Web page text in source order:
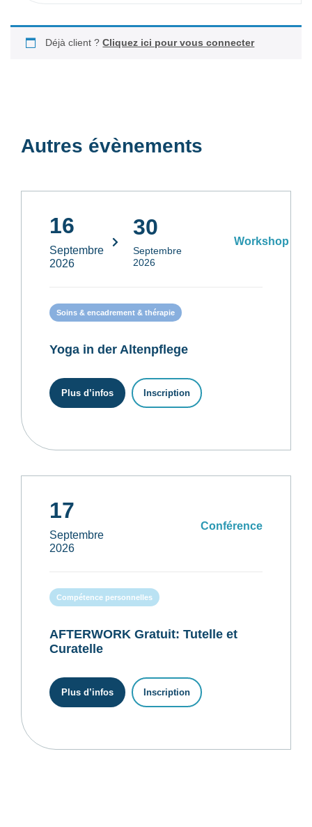
Déjà client ?Cliquez ici pour vous connecter
Autres évènements
16
Septembre
2026
30
Septembre
2026
Workshop
Soins & encadrement & thérapie
Yoga in der Altenpflege
Plus d’infos Inscription
17
Septembre
2026
Conférence
Compétence personnelles
AFTERWORK Gratuit: Tutelle et
Curatelle
Plus d’infos Inscription